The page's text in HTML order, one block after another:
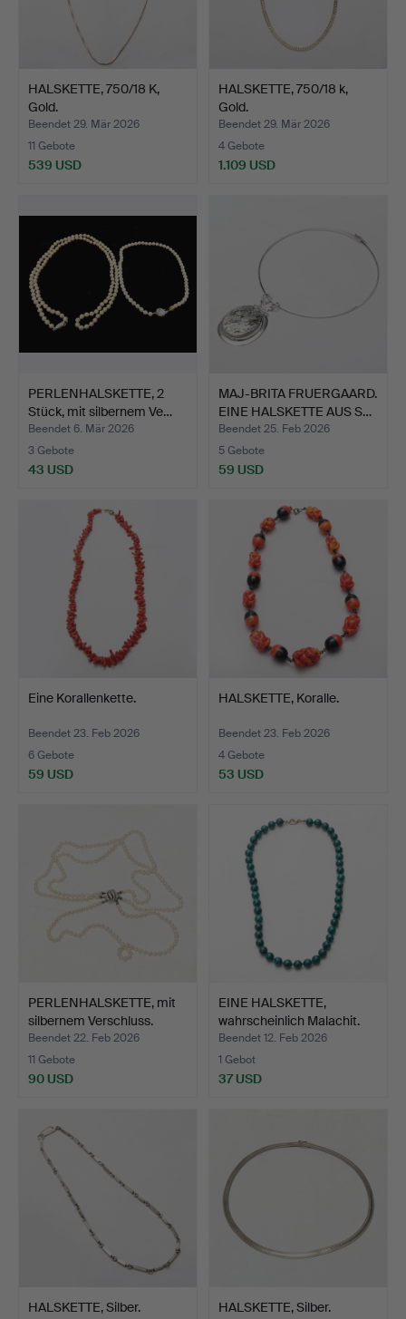
HALSKETTE, 750/18 K,
Gold.
Beendet 29. Mär 2026
11 Gebote
539 USD
HALSKETTE, 750/18 k,
Gold.
Beendet 29. Mär 2026
4 Gebote
1.109 USD
PERLENHALSKETTE, 2
Stück, mit silbernem Ve…
Beendet 6. Mär 2026
3 Gebote
43 USD
MAJ-BRITA FRUERGAARD.
EINE HALSKETTE AUS S…
Beendet 25. Feb 2026
5 Gebote
59 USD
Eine Korallenkette.
Beendet 23. Feb 2026
6 Gebote
59 USD
HALSKETTE, Koralle.
Beendet 23. Feb 2026
4 Gebote
53 USD
PERLENHALSKETTE, mit
silbernem Verschluss.
Beendet 22. Feb 2026
11 Gebote
90 USD
EINE HALSKETTE,
wahrscheinlich Malachit.
Beendet 12. Feb 2026
1 Gebot
37 USD
HALSKETTE, Silber. HALSKETTE, Silber.